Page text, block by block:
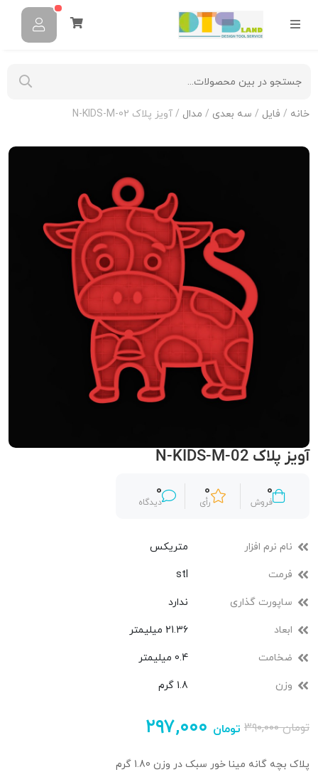
خانه / فایل / سه بعدی / مدال / آویز پلاک N-KIDS-M-02
آویز پلاک N-KIDS-M-02
0
فروش
0
رأی
0
دیدگاه
نام نرم افزار متریکس
فرمت stl
ساپورت گذاری ندارد
ابعاد 21.36 میلیمتر
ضخامت 0.4 میلیمتر
وزن 1.8 گرم
۳۹۰,۰۰۰تومان ۲۹۷,۰۰۰ تومان
پلاک بچه گانه مینا خور سبک در وزن 1.80 گرم